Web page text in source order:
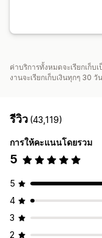
ค่าบริการทั้งหมดจะเรียกเก็บ
งานจะเรียกเก็บเงินทุกๆ 30 วัน
รีวิว (43,119)
การให้คะแนนโดยรวม
5
5
4
3
2